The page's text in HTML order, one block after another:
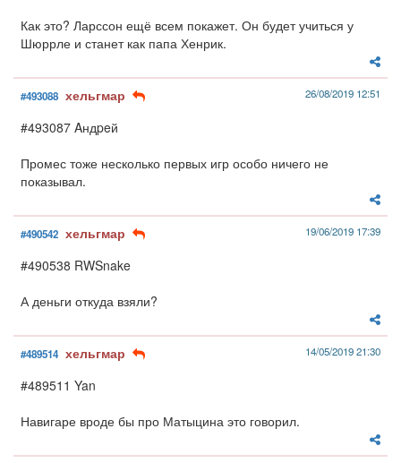
Как это? Ларссон ещё всем покажет. Он будет учиться у
Шюррле и станет как папа Хенрик.
#493088 хельгмар 26/08/2019 12:51
#493087 Aндpeй
Промес тоже несколько первых игр особо ничего не
показывал.
#490542 хельгмар 19/06/2019 17:39
#490538 RWSnake
А деньги откуда взяли?
#489514 хельгмар 14/05/2019 21:30
#489511 Yan
Навигаре вроде бы про Матыцина это говорил.